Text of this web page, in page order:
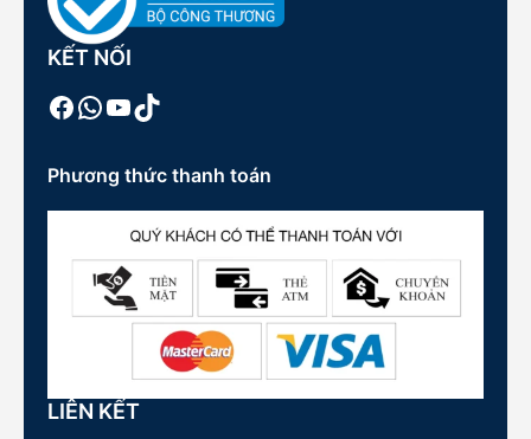
KẾT NỐI
Facebook
WhatsApp
Youtube
TikTok
Phương thức thanh toán
LIÊN KẾT